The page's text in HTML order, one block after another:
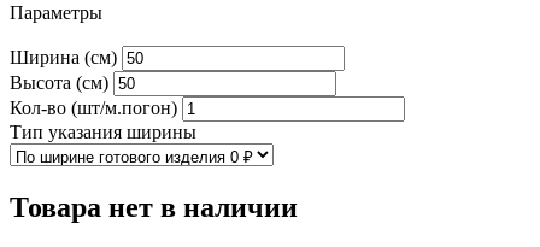
Параметры
Ширина (см)
Высота (см)
Кол-во (шт/м.погон)
Тип указания ширины
Товара нет в наличии